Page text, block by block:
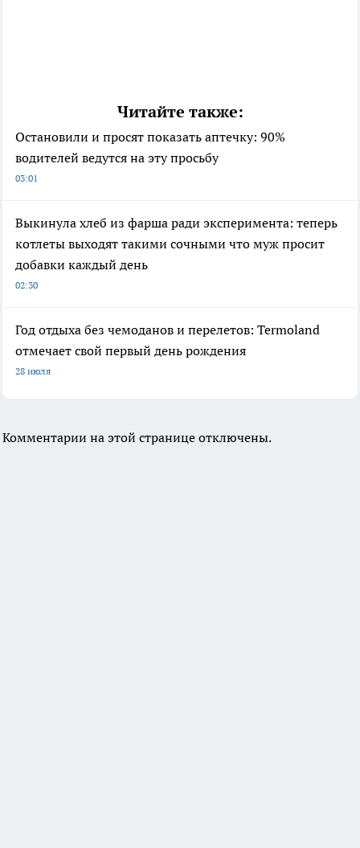
Читайте также:
Остановили и просят показать аптечку: 90%
водителей ведутся на эту просьбу
03:01
Выкинула хлеб из фарша ради эксперимента: теперь
котлеты выходят такими сочными что муж просит
добавки каждый день
02:30
Год отдыха без чемоданов и перелетов: Termoland
отмечает свой первый день рождения
28 июля
Комментарии на этой странице отключены.